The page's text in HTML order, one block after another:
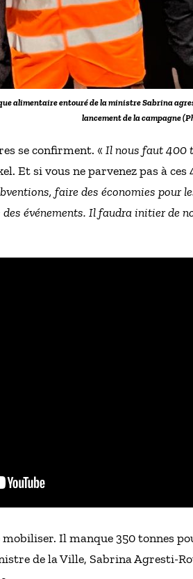
alimentaire entouré de la ministre Sabrina
lancement de la campagne
se confirment. « Il nous faut 400
Et si vous ne parvenez pas à ces
faire des économies pour
événements. Il faudra initier de
mobiliser. Il manque 350 tonnes
de la Ville, Sabrina Agresti-